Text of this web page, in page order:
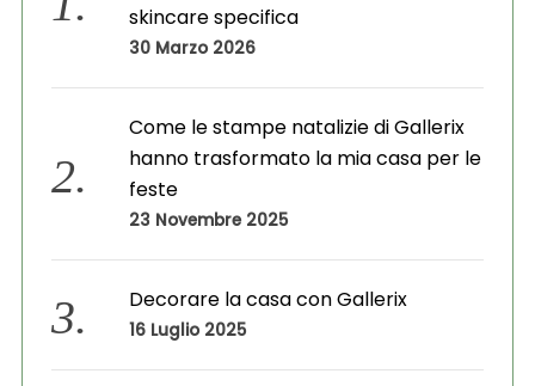
skincare specifica
30 Marzo 2026
Come le stampe natalizie di Gallerix
hanno trasformato la mia casa per le
feste
23 Novembre 2025
Decorare la casa con Gallerix
16 Luglio 2025